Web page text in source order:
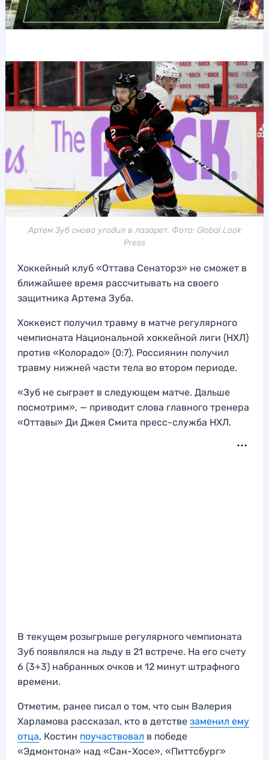
Артем Зуб снова угодил в лазарет. Фото: Global Look
Press
Хоккейный клуб «Оттава Сенаторз» не сможет в
ближайшее время рассчитывать на своего
защитника Артема Зуба.
Хоккеист получил травму в матче регулярного
чемпионата Национальной хоккейной лиги (НХЛ)
против «Колорадо» (0:7). Россиянин получил
травму нижней части тела во втором периоде.
«Зуб не сыграет в следующем матче. Дальше
посмотрим», — приводит слова главного тренера
«Оттавы» Ди Джея Смита пресс-служба НХЛ.
В текущем розыгрыше регулярного чемпионата
Зуб появлялся на льду в 21 встрече. На его счету
6 (3+3) набранных очков и 12 минут штрафного
времени.
Отметим, ранее писал о том, что сын Валерия
Харламова рассказал, кто в детстве заменил ему
отца, Костин поучаствовал в победе
«Эдмонтона» над «Сан-Хосе», «Питтсбург»